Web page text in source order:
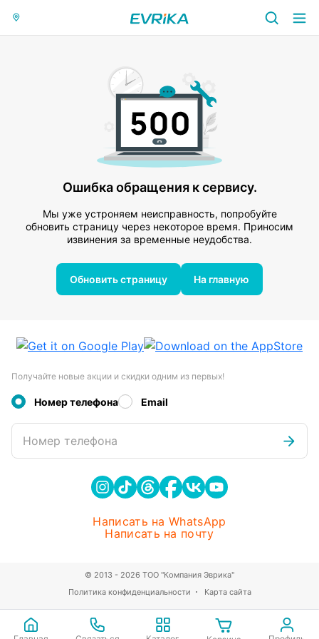
Ошибка обращения к сервису.
Мы уже устроняем неисправность, попробуйте
обновить страницу через некоторое время. Приносим
извинения за временные неудобства.
Обновить страницу На главную
Получайте новые акции и скидки одним из первых!
Номер телефона Email
Номер телефона
Написать на WhatsApp
Написать на почту
Политика конфиденциальности Карта сайта
© 2013 - 2026 ТОО "Компания Эврика"